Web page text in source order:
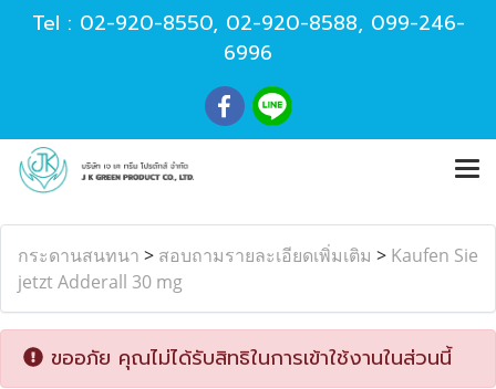
Tel : 02-920-8550, 02-920-8588, 099-246-
6996
กระดานสนทนา > สอบถามรายละเอียดเพิ่มเติม > Kaufen Sie
jetzt Adderall 30 mg
ขออภัย คุณไม่ได้รับสิทธิในการเข้าใช้งานในส่วนนี้